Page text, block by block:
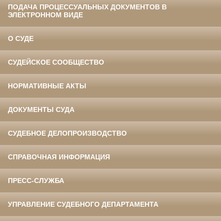
ПОДАЧА ПРОЦЕССУАЛЬНЫХ ДОКУМЕНТОВ В
ЭЛЕКТРОННОМ ВИДЕ
О СУДЕ
СУДЕЙСКОЕ СООБЩЕСТВО
НОРМАТИВНЫЕ АКТЫ
ДОКУМЕНТЫ СУДА
СУДЕБНОЕ ДЕЛОПРОИЗВОДСТВО
СПРАВОЧНАЯ ИНФОРМАЦИЯ
ПРЕСС-СЛУЖБА
УПРАВЛЕНИЕ СУДЕБНОГО ДЕПАРТАМЕНТА